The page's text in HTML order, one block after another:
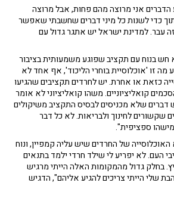
הדברים אני מרוצה מהם פחות, אבל מרוצה
כדי לשנות כל מיני דברים שחשבתי שאפשר
עבר. למדינת ישראל יש אתגר גדול עם
בנוח עם תקציב שפוגע משמעותית בציבור
מה זו 'אוכלוסיית בוחרי הליכוד', אף אחד לא
כזאת או אחרת. יש לחרדים תקציבים שהגיעו
קואליציוניים. משהו קואליציוני לא אומר
שלא מכניסים לבסיס התקציב משיקולים
שקשורים לחינוך ולבריאות. לא כל דבר
מישהו ספציפית".
של החרדים שיש עליה קמפיין, ונוח
העם. לא יפריע לי שילד חרדי ילמד בתנאים
בחלק גדול מהמקומות האלה הייתי מרגיש
שלי הייתי צריכים להגיע אליהם", הדגיש